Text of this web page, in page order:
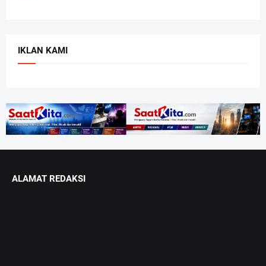
IKLAN KAMI
ALAMAT REDAKSI